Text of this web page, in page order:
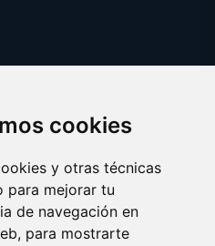
cookies
y otras técnicas
para mejorar tu
de navegación en
para mostrarte
preferences
catalanes.org